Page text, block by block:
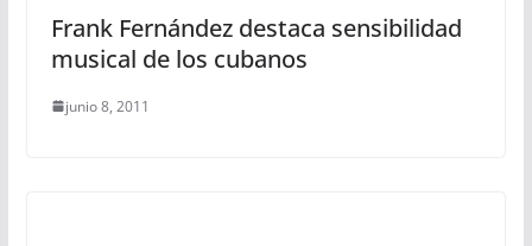
Frank Fernández destaca sensibilidad
musical de los cubanos
junio 8, 2011